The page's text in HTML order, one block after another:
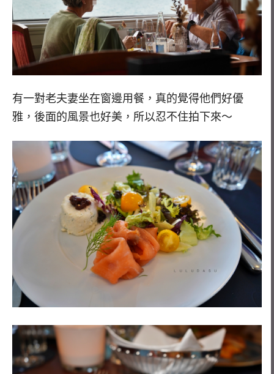
有一對老夫妻坐在窗邊用餐，真的覺得他們好優
雅，後面的風景也好美，所以忍不住拍下來～